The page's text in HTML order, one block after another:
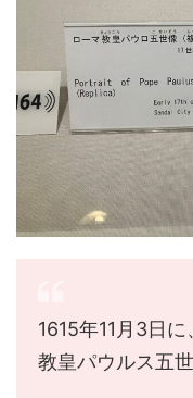
1615年11月3日
教皇パウルス五